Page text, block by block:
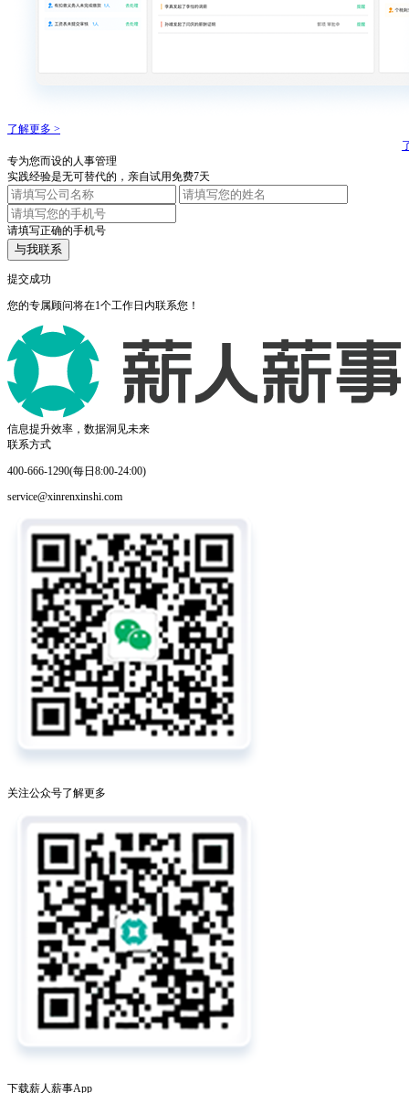
了解更多 >
专为您而设的人事管理
实践经验是无可替代的，亲自试用免费7天
请填写正确的手机号
与我联系
提交成功
您的专属顾问将在1个工作日内联系您！
信息提升效率，数据洞见未来
联系方式
400-666-1290(每日8:00-24:00)
service@xinrenxinshi.com
关注公众号了解更多
下载薪人薪事App